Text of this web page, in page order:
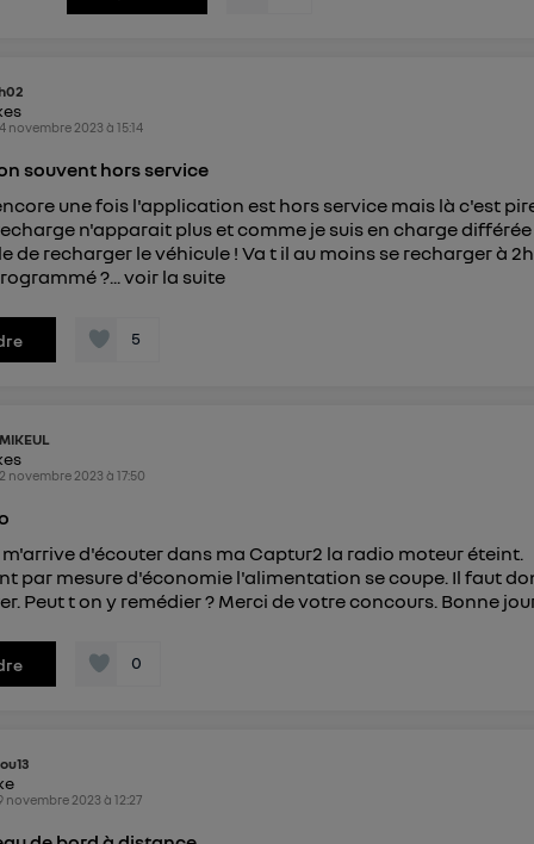
novembre 2023 à15:14
souvent hors service
une fois l'application est hors service mais là c'est
n'apparait plus et comme je suis en charge différée
de recharger le véhicule ! Va t il au moins se recharger à
?...voir la suite
5
MIKEUL
novembre 2023 à17:50
m'arrive d'écouter dans ma Captur2 la radio moteur éteint.
par mesure d'économie l'alimentation se coupe. Il faut
Peut t on y remédier ? Merci de votre concours. Bonne
0
novembre 2023 à12:27